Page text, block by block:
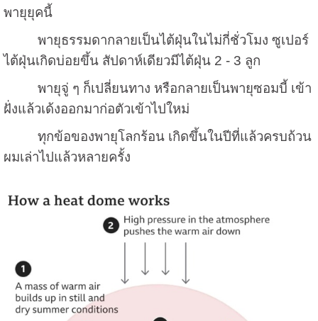
พายุยุคนี้
พายุธรรมดากลายเป็นไต้ฝุ่นในไม่กี่ชั่วโมง ซูเปอร์
ไต้ฝุ่นเกิดบ่อยขึ้น สัปดาห์เดียวมีไต้ฝุ่น 2 - 3 ลูก
พายุจู่ ๆ ก็เปลี่ยนทาง หรือกลายเป็นพายุซอมบี้ เข้า
ฝั่งแล้วเด้งออกมาก่อตัวเข้าไปใหม่
ทุกข้อของพายุโลกร้อน เกิดขึ้นในปีที่แล้วครบถ้วน
ผมเล่าไปแล้วหลายครั้ง